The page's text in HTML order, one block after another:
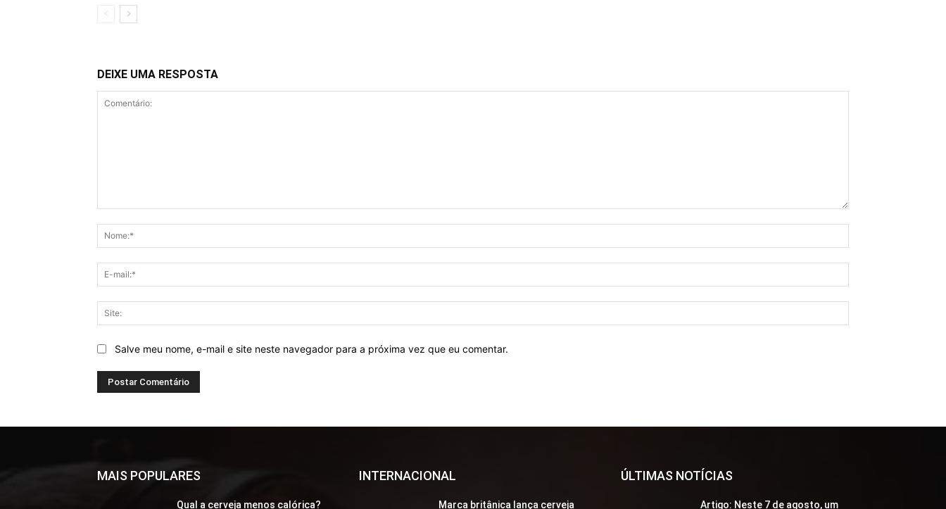
DEIXE UMA RESPOSTA
mail:*
Salve meu nome, e-mail e site neste navegador para a próxima vez que eu comentar.
MAIS POPULARES
Qual a cerveja menos calórica?
INTERNACIONAL
Marca britânica lança cerveja
ÚLTIMAS NOTÍCIAS
Artigo: Neste 7 de agosto, um